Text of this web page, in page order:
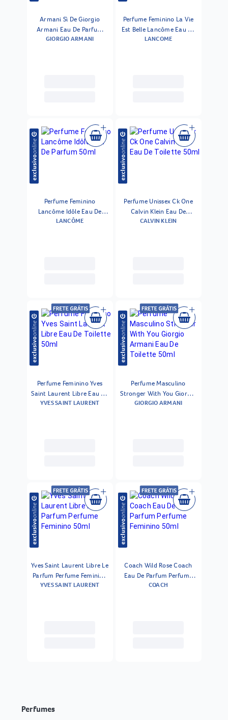
Armani Sì De Giorgio
Armani Eau De Parfum
Perfume Feminino 50 Ml
GIORGIO ARMANI
Perfume Feminino La Vie
Est Belle Lancôme Eau De
Parfum 50ml
LANCOME
Perfume Feminino
Lancôme Idôle Eau De
Parfum 50ml
LANCÔME
Perfume Unissex Ck One
Calvin Klein Eau De
Toilette 50ml
CALVIN KLEIN
Perfume Feminino Yves
Saint Laurent Libre Eau De
Toilette 50ml
YVES SAINT LAURENT
Perfume Masculino
Stronger With You Giorgio
Armani Eau De Toilette
GIORGIO ARMANI
Yves Saint Laurent Libre Le
Parfum Perfume Feminino
50ml
YVES SAINT LAURENT
Coach Wild Rose Coach
Eau De Parfum Perfume
Feminino 50ml
COACH
Perfumes